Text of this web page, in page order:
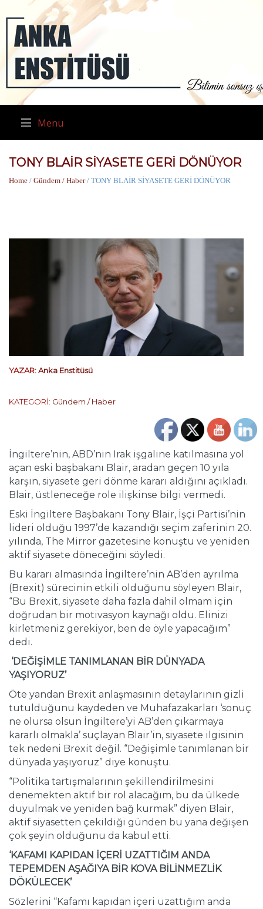
Menu
TONY BLAİR SİYASETE GERİ DÖNÜYOR
Home / Gündem / Haber/ TONY BLAİR SİYASETE GERİ DÖNÜYOR
YAZAR:Anka Enstitüsü
KATEGORİ: Gündem / Haber
İngiltere’nin, ABD’nin Irak işgaline katılmasına yol
açan eski başbakanı Blair, aradan geçen 10 yıla
karşın, siyasete geri dönme kararı aldığını açıkladı.
Blair, üstleneceğe role ilişkinse bilgi vermedi.
Eski İngiltere Başbakanı Tony Blair, İşçi Partisi’nin
lideri olduğu 1997’de kazandığı seçim zaferinin 20.
yılında, The Mirror gazetesine konuştu ve yeniden
aktif siyasete döneceğini söyledi.
Bu kararı almasında İngiltere’nin AB’den ayrılma
(Brexit) sürecinin etkili olduğunu söyleyen Blair,
“Bu Brexit, siyasete daha fazla dahil olmam için
doğrudan bir motivasyon kaynağı oldu. Elinizi
kirletmeniz gerekiyor, ben de öyle yapacağım”
dedi.
‘DEĞİŞİMLE TANIMLANAN BİR DÜNYADA
YAŞIYORUZ’
Öte yandan Brexit anlaşmasının detaylarının gizli
tutulduğunu kaydeden ve Muhafazakarları ‘sonuç
ne olursa olsun İngiltere’yi AB’den çıkarmaya
kararlı olmakla’ suçlayan Blair’in, siyasete ilgisinin
tek nedeni Brexit değil. “Değişimle tanımlanan bir
dünyada yaşıyoruz” diye konuştu.
“Politika tartışmalarının şekillendirilmesini
denemekten aktif bir rol alacağım, bu da ülkede
duyulmak ve yeniden bağ kurmak” diyen Blair,
aktif siyasetten çekildiği günden bu yana değişen
çok şeyin olduğunu da kabul etti.
‘KAFAMI KAPIDAN İÇERİ UZATTIĞIM ANDA
TEPEMDEN AŞAĞIYA BİR KOVA BİLİNMEZLİK
DÖKÜLECEK’
Sözlerini “Kafamı kapıdan içeri uzattığım anda